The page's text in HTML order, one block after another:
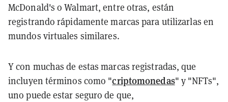
McDonald's o Walmart, entre otras, están
registrando rápidamente marcas para utilizarlas en
mundos virtuales similares.
Y con muchas de estas marcas registradas, que
incluyen términos como "criptomonedas" y "NFTs",
uno puede estar seguro de que,